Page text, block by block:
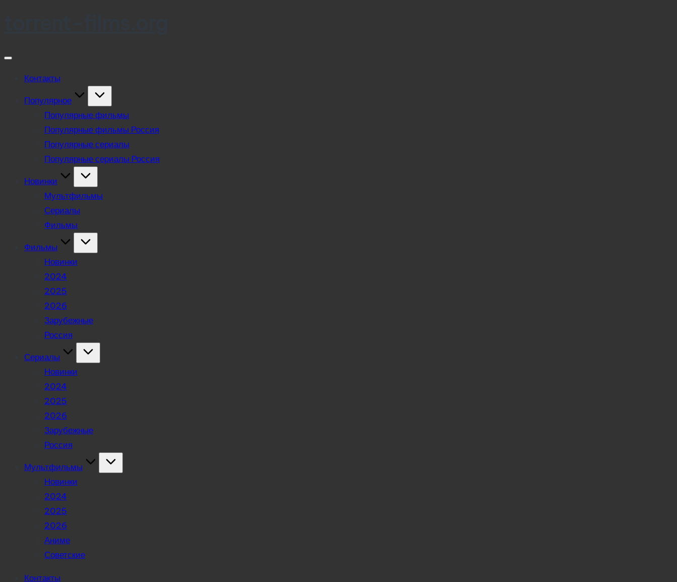
Контакты
Популярное
Популярные фильмы
Популярные фильмы Россия
Популярные сериалы
Популярные сериалы Россия
Новинки
Мультфильмы
Сериалы
Фильмы
Фильмы
Новинки
2024
2025
2026
Зарубежные
Россия
Сериалы
Новинки
2024
2025
2026
Зарубежные
Россия
Мультфильмы
Новинки
2024
2025
2026
Аниме
Советские
Контакты